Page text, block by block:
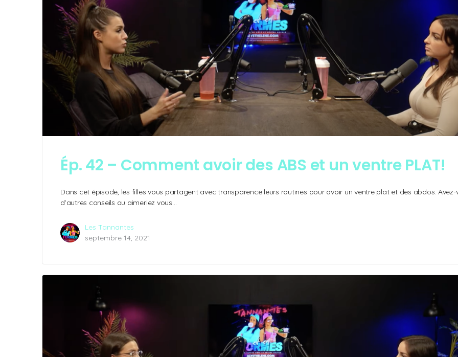
Ép. 42 – Comment avoir des ABS et un ventre PLAT!
Dans cet épisode, les filles vous partagent avec transparence leurs routines pour avoir un ventre plat et des abdos. Avez-
d’autres conseils ou aimeriez vous…
Les Tannantes
septembre 14, 2021